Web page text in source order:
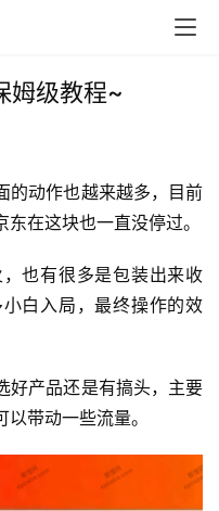
姆级教程~​​
的动作也越来越多，目前
在这块也一直没停过。
也有很多是包装出来收
白入局，最终操作的效
好产品还是有搞头，主要
带动一些流量。